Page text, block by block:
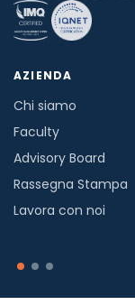
AZIENDA
Chi siamo
Faculty
Advisory Board
Rassegna Stampa
Lavora con noi